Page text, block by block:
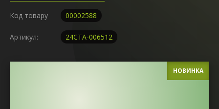
Код товару 00002588
Артикул: 24СTA-006512
НОВИНКА